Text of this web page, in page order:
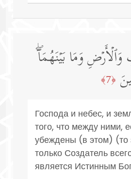
وَمَا بَیۡنَهُمَاۤۖ
﴿7﴾
Господа и небес, и
того, что между ними,
убеждены (в этом) (то
только Создатель
является Истинным